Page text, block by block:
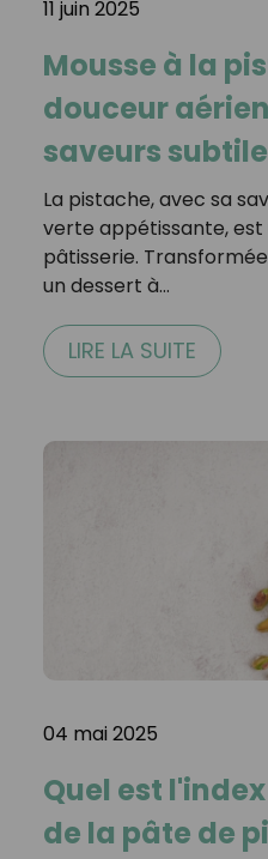
11 juin 2025
Mousse à la
douceur
saveurs
La pistache, avec sa
verte appétissante,
pâtisserie.
un dessert à…
LIRE LA SUITE
04 mai 2025
Quel est
de la pâte de